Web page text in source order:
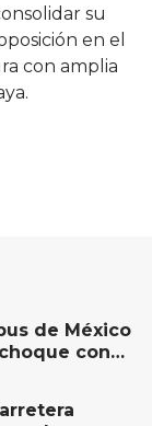
su
en el
con amplia
de México
con
del Río